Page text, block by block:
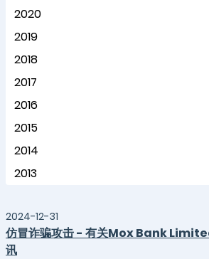
2020
2019
2018
2017
2016
2015
2014
2013
2024-12-31
仿冒诈骗攻击 - 有关Mox Bank
讯